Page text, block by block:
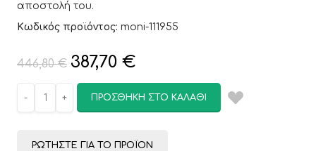
αποστολή του.
Κωδικός προϊόντος: moni-111955
446,80€ 387,70 €
ΠΡΟΣΘΉΚΗ ΣΤΟ ΚΑΛΆΘΙ
ΡΩΤΉΣΤΕ ΓΙΑ ΤΟ ΠΡΟΪΌΝ